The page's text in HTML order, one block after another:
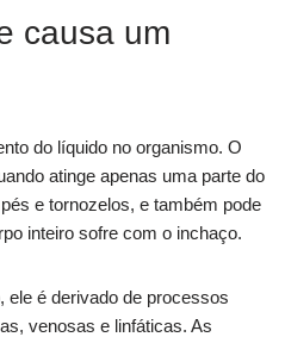
causa um
do líquido no organismo. O
atinge apenas uma parte do
e tornozelos, e também pode
inteiro sofre com o inchaço.
ele é derivado de processos
venosas e linfáticas. As